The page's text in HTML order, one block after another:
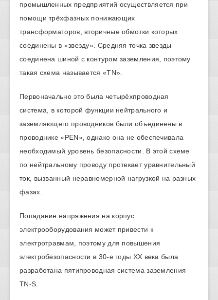
промышленных предприятий осуществляется при
помощи трёхфазных понижающих
трансформаторов, вторичные обмотки которых
соединены в «звезду». Средняя точка звезды
соединена шиной с контуром заземления, поэтому
такая схема называется «TN».
Первоначально это была четырёхпроводная
система, в которой функции нейтрального и
заземляющего проводников были объединены в
проводнике «PEN», однако она не обеспечивала
необходимый уровень безопасности. В этой схеме
по нейтральному проводу протекает уравнительный
ток, вызванный неравномерной нагрузкой на разных
фазах.
Попадание напряжения на корпус
электрооборудования может привести к
электротравмам, поэтому для повышения
электробезопасности в 30-е годы ХХ века была
разработана пятипроводная система заземления
TN-S.